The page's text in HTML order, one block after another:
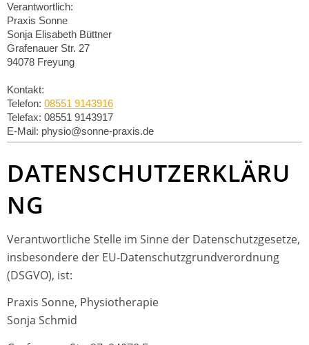
Verantwortlich:
Praxis Sonne
Sonja Elisabeth Büttner
Grafenauer Str. 27
94078 Freyung
Kontakt:
Telefon: 08551 9143916
Telefax: 08551 9143917
E-Mail: physio@sonne-praxis.de
DATENSCHUTZERKLÄRU
NG
Verantwortliche Stelle im Sinne der Datenschutzgesetze,
insbesondere der EU-Datenschutzgrundverordnung
(DSGVO), ist:
Praxis Sonne, Physiotherapie
Sonja Schmid